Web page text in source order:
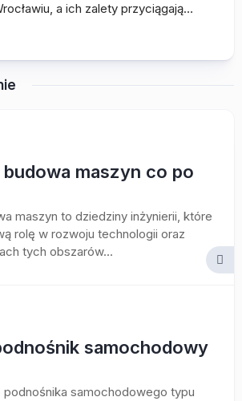
a ich zalety przyciągają…
budowa maszyn co po
maszyn to dziedziny inżynierii, które
rolę w rozwoju technologii oraz
tych obszarów...
samochodowy
podnośnika samochodowego typu